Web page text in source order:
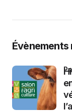
Évènements